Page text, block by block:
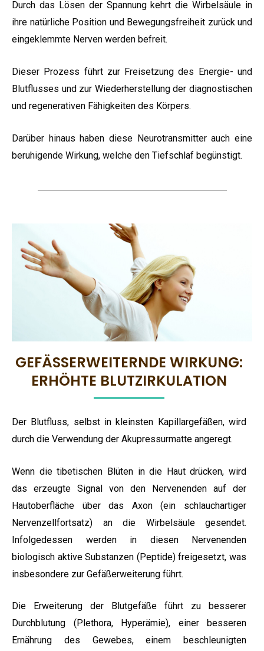
Durch das Lösen der Spannung kehrt die Wirbelsäule in
ihre natürliche Position und Bewegungsfreiheit zurück und
eingeklemmte Nerven werden befreit.
Dieser Prozess führt zur Freisetzung des Energie- und
Blutflusses und zur Wiederherstellung der diagnostischen
und regenerativen Fähigkeiten des Körpers.
Darüber hinaus haben diese Neurotransmitter auch eine
beruhigende Wirkung, welche den Tiefschlaf begünstigt.
GEFÄSSERWEITERNDE WIRKUNG: E
RHÖHTE BLUTZIRKULATION
Der Blutfluss, selbst in kleinsten Kapillargefäßen, wird
durch die Verwendung der Akupressurmatte angeregt.
Wenn die tibetischen Blüten in die Haut drücken, wird
das erzeugte Signal von den Nervenenden auf der
Hautoberfläche über das Axon (ein schlauchartiger
Nervenzellfortsatz) an die Wirbelsäule gesendet.
Infolgedessen werden in diesen Nervenenden
biologisch aktive Substanzen (Peptide) freigesetzt, was
insbesondere zur Gefäßerweiterung führt.
Die Erweiterung der Blutgefäße führt zu besserer
Durchblutung (Plethora, Hyperämie), einer besseren
Ernährung des Gewebes, einem beschleunigten